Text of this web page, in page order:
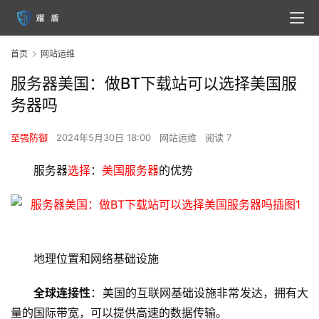
首页 网站运维
服务器美国：做BT下载站可以选择美国服
务器吗
至强防御 2024年5月30日 18:00 网站运维 阅读 7
服务器选择： 美国服务器的优势
地理位置和网络基础设施
全球连接性：美国的互联网基础设施非常发达，拥有大
量的国际带宽，可以提供高速的数据传输。